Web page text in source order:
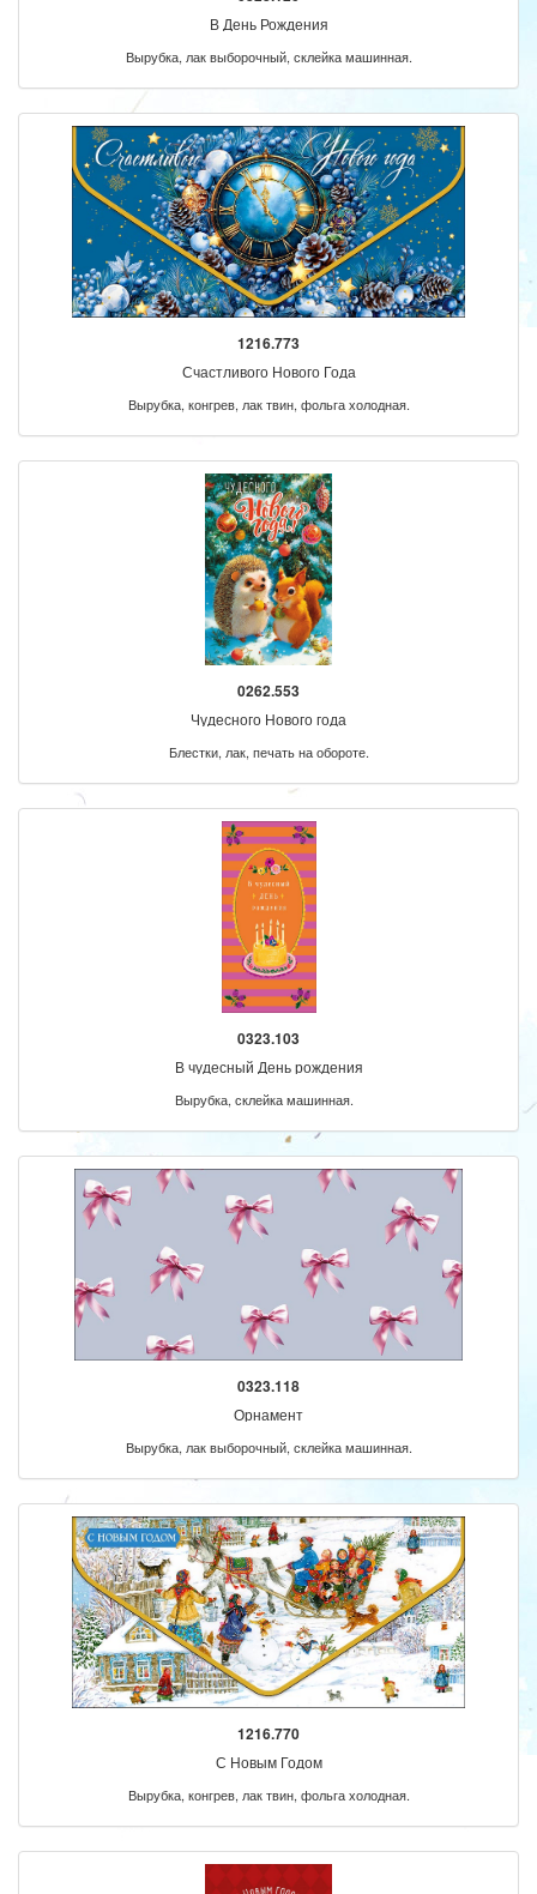
В День Рождения
Вырубка, лак выборочный, склейка машинная.
1216.773
Счастливого Нового Года
Вырубка, конгрев, лак твин, фольга холодная.
0262.553
Чудесного Нового года
Блестки, лак, печать на обороте.
0323.103
В чудесный День рождения
Вырубка, склейка машинная.
0323.118
Орнамент
Вырубка, лак выборочный, склейка машинная.
1216.770
С Новым Годом
Вырубка, конгрев, лак твин, фольга холодная.